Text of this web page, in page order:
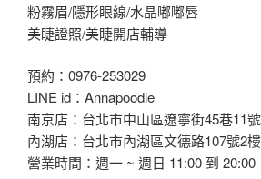
粉霧眉/隱形眼線/水晶嘟嘟唇
美睫證照/美睫開店輔導
預約：0976-253029
LINE id：Annapoodle
南京店：台北市中山區遼寧街45巷11
內湖店：台北市內湖區文德路107號2樓
營業時間：週一 ~ 週日 11:00 到 20:00